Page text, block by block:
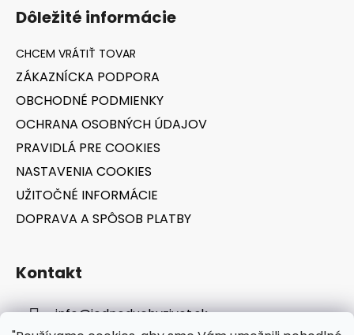
Dôležité informácie
ZÁKAZNÍCKA PODPORA
OBCHODNÉ PODMIENKY
OCHRANA OSOBNÝCH ÚDAJOV
PRAVIDLÁ PRE COOKIES
NASTAVENIA COOKIES
UŽITOČNÉ INFORMÁCIE
DOPRAVA A SPÔSOB PLATBY
Kontakt
info@jednoduchyzivot.sk